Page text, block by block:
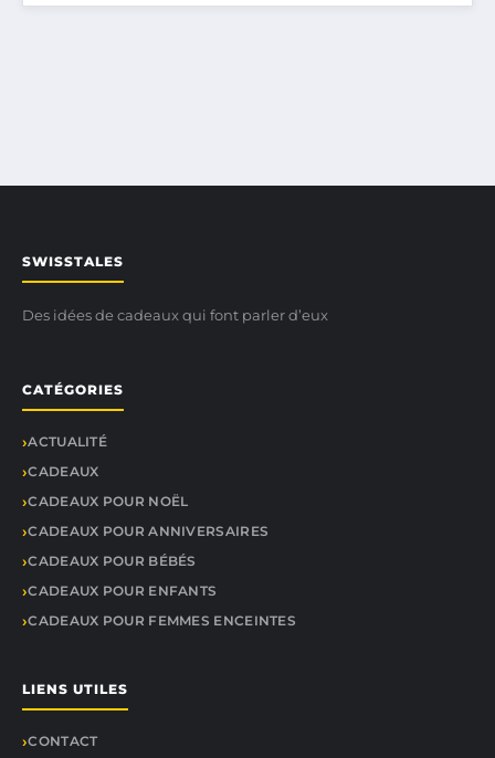
SWISSTALES
Des idées de cadeaux qui font parler d’eux
CATÉGORIES
ACTUALITÉ
CADEAUX
CADEAUX POUR NOËL
CADEAUX POUR ANNIVERSAIRES
CADEAUX POUR BÉBÉS
CADEAUX POUR ENFANTS
CADEAUX POUR FEMMES ENCEINTES
LIENS UTILES
CONTACT